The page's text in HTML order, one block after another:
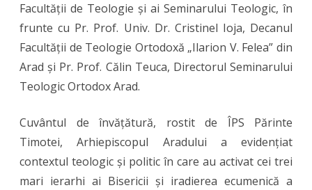
Facultății de Teologie și ai Seminarului Teologic, în
frunte cu Pr. Prof. Univ. Dr. Cristinel Ioja, Decanul
Facultății de Teologie Ortodoxă „Ilarion V. Felea” din
Arad și Pr. Prof. Călin Teuca, Directorul Seminarului
Teologic Ortodox Arad.
Cuvântul de învățătură, rostit de ÎPS Părinte
Timotei, Arhiepiscopul Aradului a evidențiat
contextul teologic și politic în care au activat cei trei
mari ierarhi ai Bisericii și iradierea ecumenică a